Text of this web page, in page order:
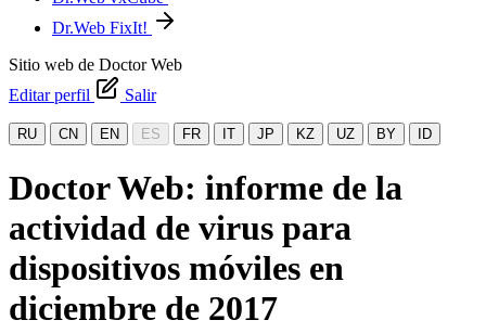
Dr.Web FixIt!
Sitio web de Doctor Web
Editar perfil
Salir
RU CN EN ES FR IT JP KZ UZ BY ID
Doctor Web: informe de la
actividad de virus para
dispositivos móviles en
diciembre de 2017